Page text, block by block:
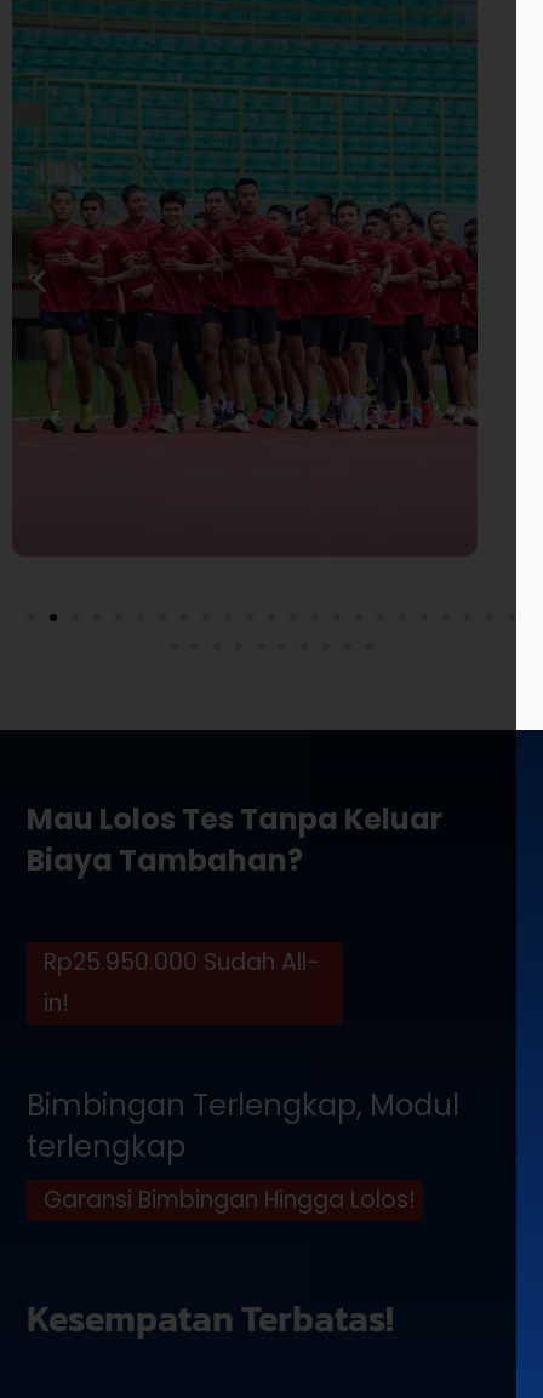
Mau Lolos Tes Tanpa Keluar
Biaya Tambahan?
Rp25.950.000 Sudah All-
in!
Bimbingan Terlengkap, Modul
terlengkap
Garansi Bimbingan Hingga Lolos!
Kesempatan Terbatas!